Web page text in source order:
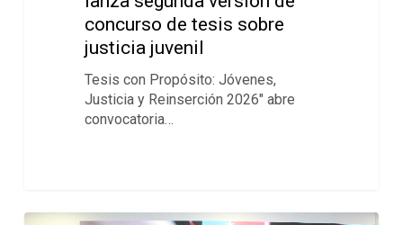
concurso de tesis sobre
justicia juvenil
Tesis con Propósito: Jóvenes,
Justicia y Reinserción 2026" abre
convocatoria…